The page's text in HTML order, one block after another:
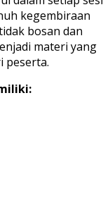
kegembiraan
bosan dan
materi yang
peserta.